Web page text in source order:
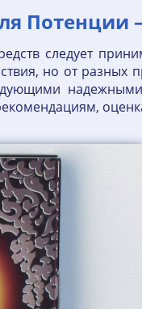
Потенции
следует
но от разных